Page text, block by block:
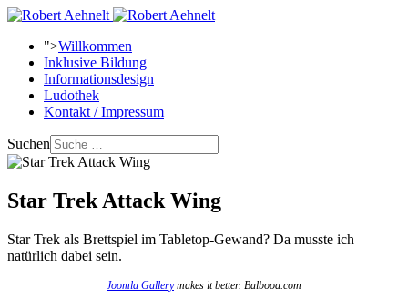
">Willkommen
Inklusive Bildung
Informationsdesign
Ludothek
Kontakt / Impressum
Suchen
Star Trek Attack Wing
Star Trek als Brettspiel im Tabletop-Gewand? Da musste ich
natürlich dabei sein.
Joomla Gallerymakes it better. Balbooa.com